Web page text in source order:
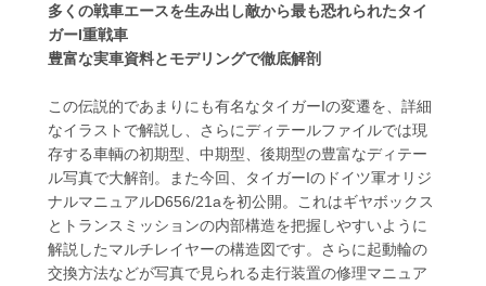
多くの戦車エースを生み出し敵から最も恐れられたタイ
ガーI重戦車
豊富な実車資料とモデリングで徹底解剖
この伝説的であまりにも有名なタイガーIの変遷を、詳細
なイラストで解説し、さらにディテールファイルでは現
存する車輌の初期型、中期型、後期型の豊富なディテー
ル写真で大解剖。また今回、タイガーIのドイツ軍オリジ
ナルマニュアルD656/21aを初公開。これはギヤボックス
とトランスミッションの内部構造を把握しやすいように
解説したマルチレイヤーの構造図です。さらに起動輪の
交換方法などが写真で見られる走行装置の修理マニュア